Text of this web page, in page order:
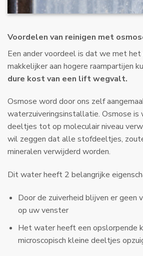
Voordelen van reinigen met
Een ander voordeel is dat we met
makkelijker aan hogere raampartijen
dure kost van een lift wegvalt.
Osmose word door ons zelf
waterzuiveringsinstallatie. Osmose is
deeltjes tot op moleculair niveau
wil zeggen dat alle stofdeeltjes,
mineralen verwijderd worden.
​Dit water heeft 2 belangrijke
Door de zuiverheid blijven er geen
op uw venster
Het water heeft een opslorpende
microscopisch kleine deeltjes